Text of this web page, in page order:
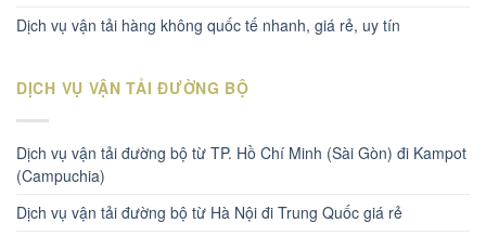
Dịch vụ vận tải hàng không quốc tế nhanh, giá rẻ, uy tín
DỊCH VỤ VẬN TẢI ĐƯỜNG BỘ
Dịch vụ vận tải đường bộ từ TP. Hồ Chí Minh (Sài Gòn) đi Kampot
(Campuchia)
Dịch vụ vận tải đường bộ từ Hà Nội đi Trung Quốc giá rẻ